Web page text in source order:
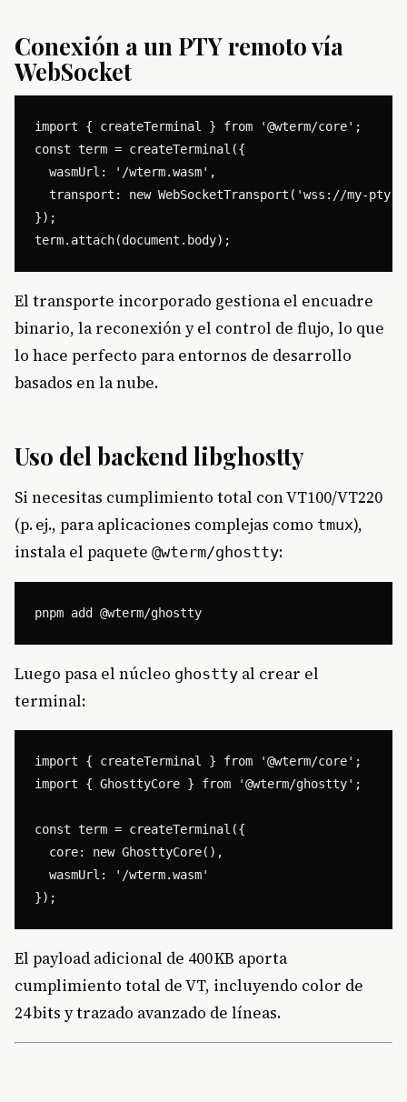
Conexión a un PTY remoto vía
WebSocket
import { createTerminal } from '@wterm/core';
const term = createTerminal({
  wasmUrl: '/wterm.wasm',
transport: new WebSocketTransport('wss://my-pty-
});
El transporte incorporado gestiona el encuadre
binario, la reconexión y el control de flujo, lo que
lo hace perfecto para entornos de desarrollo
basados en la nube.
Uso del backend libghostty
Si necesitas cumplimiento total con VT100/VT220
(p. ej., para aplicaciones complejas como tmux),
instala el paquete @wterm/ghostty:
Luego pasa el núcleo ghostty al crear el
terminal:
import { createTerminal } from '@wterm/core';
import { GhosttyCore } from '@wterm/ghostty';
const term = createTerminal({
  core: new GhosttyCore(),
  wasmUrl: '/wterm.wasm'
El payload adicional de 400 KB aporta
cumplimiento total de VT, incluyendo color de
24 bits y trazado avanzado de líneas.